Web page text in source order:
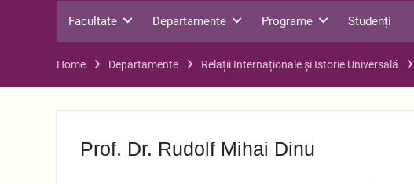
Facultate Departamente Programe Studenți
Home Departamente Relații Internaționale și Istorie Universală
Prof. Dr. Rudolf Mihai Dinu